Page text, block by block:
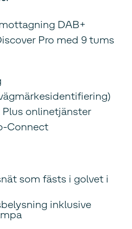
DAB+
Pro med 9 tums
onlinetjänster
Connect
som fästs i golvet i
inklusive